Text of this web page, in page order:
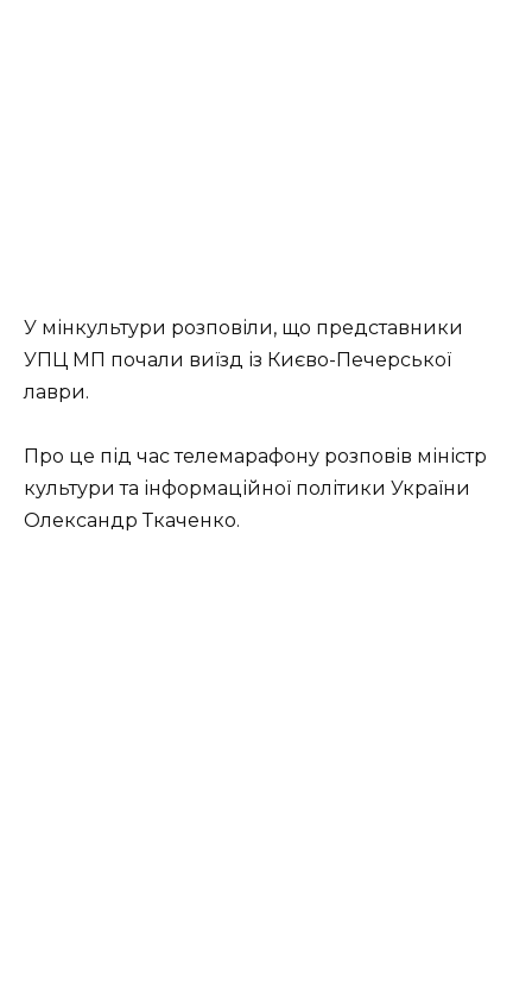
У мінкультури розповіли, що представники
УПЦ МП почали виїзд із Києво-Печерської
лаври.
Про це під час телемарафону розповів міністр
культури та інформаційної політики України
Олександр Ткаченко.